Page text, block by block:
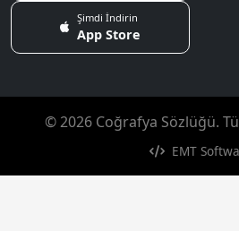
Şimdi İndirin
App Store
© 2026 Coğrafya Sözlüğü.
EMT